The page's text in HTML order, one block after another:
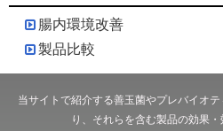
腸内環境改善
製品比較
当サイトで紹介する善玉菌やプレバイオ
り、それらを含む製品の効果・